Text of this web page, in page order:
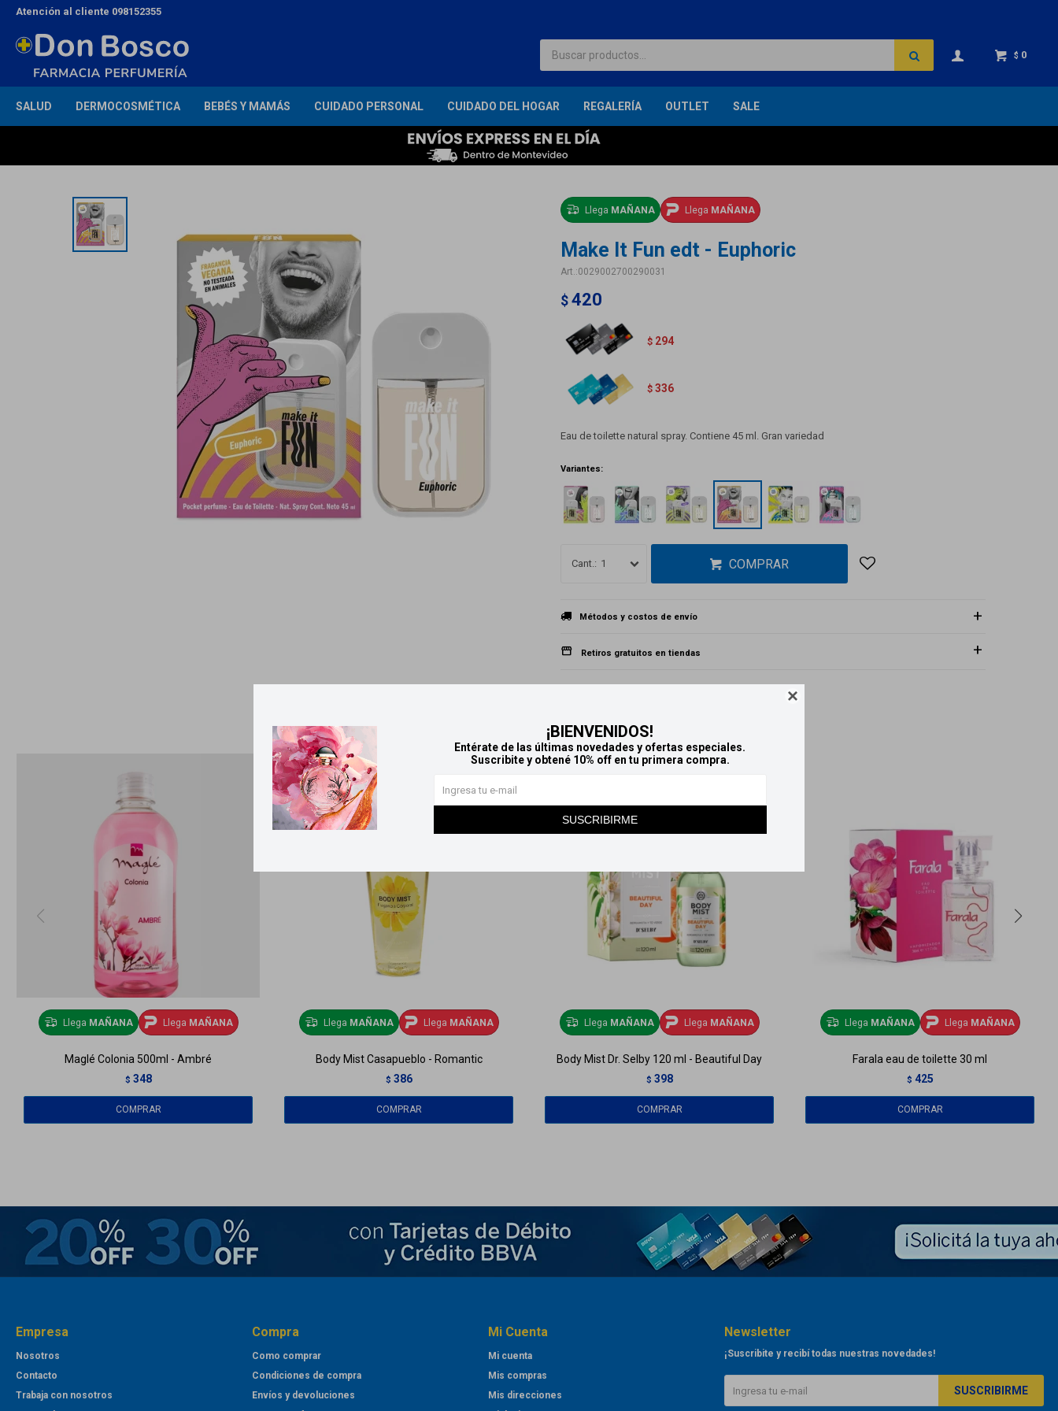

¡BIENVENIDOS!
Entérate de las últimas novedades y ofertas especiales.
Suscribite y obtené 10% off en tu primera compra.
SUSCRIBIRME
SALUD DERMOCOSMÉTICA BEBÉS Y MAMÁS CUIDADO PERSONAL CUIDADO DEL HOGAR REGALERÍA OUTLET SALE
$ 0
Atención al cliente 098152355
Llega MAÑANA Llega MAÑANA
Make It Fun edt - Euphoric
0029002700290031
$ 420
$ 294
$ 336
Eau de toilette natural spray. Contiene 45 ml. Gran variedad
Variantes:
1 COMPRAR
Métodos y costos de envío
Retiros gratuitos en tiendas
Llega MAÑANA Llega MAÑANA
Maglé Colonia 500ml - Ambré
$ 348
Llega MAÑANA Llega MAÑANA
Body Mist Casapueblo - Romantic
$ 386
Llega MAÑANA Llega MAÑANA
Body Mist Dr. Selby 120 ml - Beautiful Day
$ 398
Llega MAÑANA Llega MAÑANA
Farala eau de toilette 30 ml
$ 425
Empresa
Nosotros
Contacto
Trabaja con nosotros
Compra
Como comprar
Condiciones de compra
Envíos y devoluciones
Mi Cuenta
Mi cuenta
Mis compras
Mis direcciones
Newsletter
¡Suscribite y recibí todas nuestras novedades!
SUSCRIBIRME